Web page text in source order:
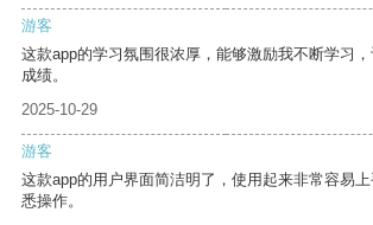
游客
这款app的学习氛围很浓厚，能够激励我不断学习
成绩。
2025-10-29
游客
这款app的用户界面简洁明了，使用起来非常容易
悉操作。